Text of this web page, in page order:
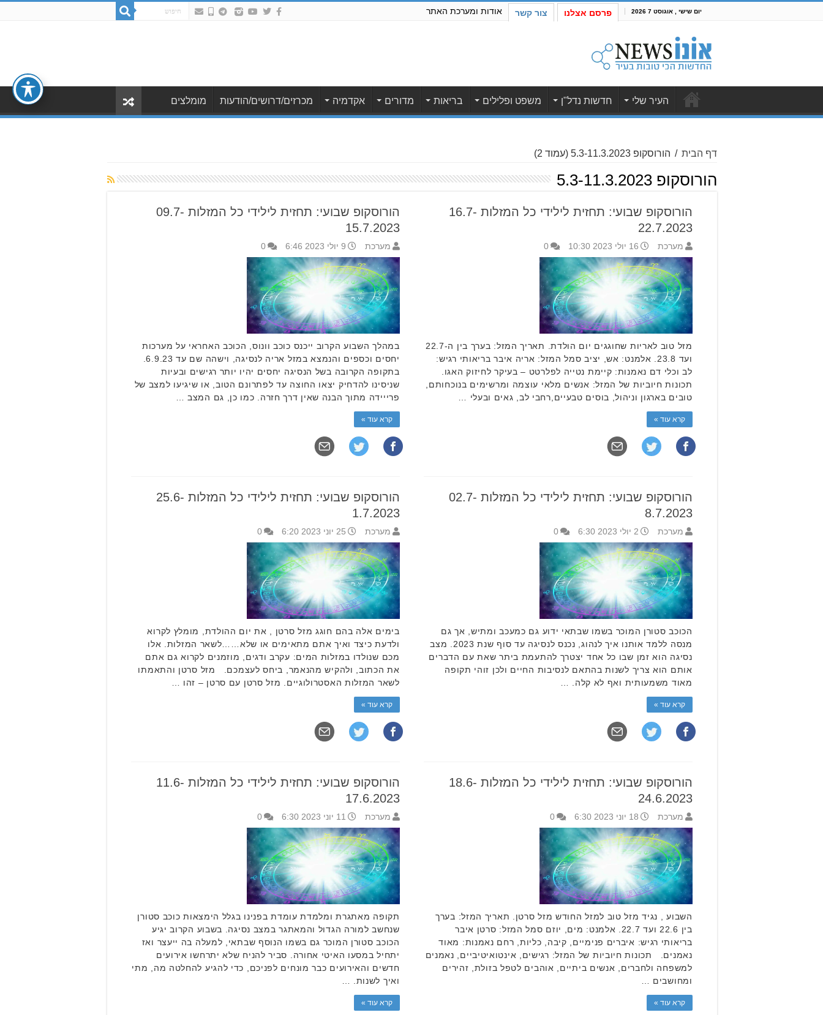
יום שישי , אוגוסט 7 2026 פרסם אצלנו צור קשר אודות ומערכת האתר
העיר שלי חדשות נדל"ן משפט ופלילים בריאות מדורים אקדמיה מכרזים/דרושים/הודעות מומלצים
דף הבית / הורוסקופ 5.3-11.3.2023 (עמוד 2)
הורוסקופ 5.3-11.3.2023
הורוסקופ שבועי: תחזית לילידי כל המזלות 16.7-
22.7.2023
מערכת 16 יולי 2023 10:30 0
מזל טוב לאריות שחוגגים יום הולדת. תאריך המזל: בערך בין ה-22.7
ועד 23.8. אלמנט: אש, יציב סמל המזל: אריה איבר בריאותי רגיש:
לב וכלי דם נאמנות: קיימת נטייה לפלרטט – בעיקר לחיזוק האגו.
תכונות חיוביות של המזל: אנשים מלאי עוצמה ומרשימים בנוכחותם,
טובים בארגון וניהול, בוסים טבעיים,רחבי לב, גאים ובעלי …
קרא עוד »
הורוסקופ שבועי: תחזית לילידי כל המזלות 09.7-
15.7.2023
מערכת 9 יולי 2023 6:46 0
במהלך השבוע הקרוב ייכנס כוכב וונוס, הכוכב האחראי על מערכות
יחסים וכספים והנמצא במזל אריה לנסיגה, וישהה שם עד 6.9.23.
בתקופה הקרובה בשל הנסיגה יחסים יהיו יותר רגישים ובעיות
שניסינו להדחיק יצאו החוצה עד לפתרונם הטוב, או שיגיעו למצב של
פרייידה מתוך הבנה שאין דרך חזרה. כמו כן, גם המצב …
קרא עוד »
הורוסקופ שבועי: תחזית לילידי כל המזלות 02.7-
8.7.2023
מערכת 2 יולי 2023 6:30 0
הכוכב סטורן המוכר בשמו שבתאי ידוע גם כמעכב ומתיש, אך גם
מנסה ללמד אותנו איך לנהוג, נכנס לנסיגה עד סוף שנת 2023. מצב
נסיגה הוא זמן שבו כל אחד יצטרך להתעמת ביתר שאת עם הדברים
אותם הוא צריך לשנות בהתאם לנסיבות החיים ולכן זוהי תקופה
מאוד משמעותית ואף לא קלה. …
קרא עוד »
הורוסקופ שבועי: תחזית לילידי כל המזלות 25.6-
1.7.2023
מערכת 25 יוני 2023 6:20 0
בימים אלה בהם חוגג מזל סרטן , את יום ההולדת, מומלץ לקרוא
ולדעת כיצד ואיך אתם מתאימים או שלא……לשאר המזלות. אלו
מכם שנולדו במזלות המים: עקרב ודגים, מוזמנים לקרוא גם אתם
את הכתוב, ולהקיש מהנאמר, ביחס לעצמכם. מזל סרטן והתאמתו
לשאר המזלות האסטרולוגיים. מזל סרטן עם סרטן – זהו …
קרא עוד »
הורוסקופ שבועי: תחזית לילידי כל המזלות 18.6-
24.6.2023
מערכת 18 יוני 2023 6:30 0
השבוע , נגיד מזל טוב למזל החודש מזל סרטן. תאריך המזל: בערך
בין 22.6 ועד 22.7. אלמנט: מים, יוזם סמל המזל: סרטן איבר
בריאותי רגיש: איברים פנימיים, קיבה, כליות, רחם נאמנות: מאוד
נאמנים. תכונות חיוביות של המזל: רגישים, אינטואיטיביים, נאמנים
למשפחה ולחברים, אנשים ביתיים, אוהבים לטפל בזולת, זהירים
ומחושבים …
קרא עוד »
הורוסקופ שבועי: תחזית לילידי כל המזלות 11.6-
17.6.2023
מערכת 11 יוני 2023 6:30 0
תקופה מאתגרת ומלמדת עומדת בפנינו בגלל הימצאות כוכב סטורן
שנחשב למורה הגדול והמאתגר במצב נסיגה. בשבוע הקרוב יגיע
הכוכב סטורן המוכר גם בשמו הנוסף שבתאי, למעלה בה ייעצר ואז
יתחיל במסעו האיטי אחורה. סביר להניח שלא יתרחשו אירועים
חדשים והאירועים כבר מונחים לפניכם, כדי להגיע להחלטה מה, מתי
ואיך לשנות. …
קרא עוד »